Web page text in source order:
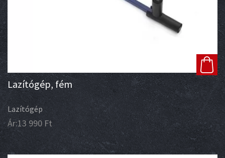
Lazítógép, fém
Lazítógép
Ár:13 990 Ft